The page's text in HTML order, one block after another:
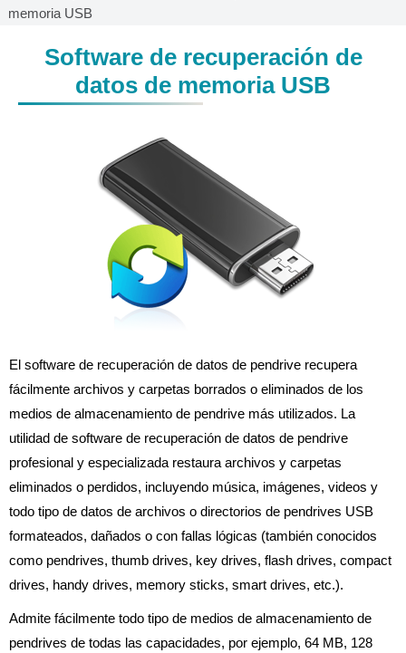
memoria USB
Software de recuperación de
datos de memoria USB
El software de recuperación de datos de pendrive recupera
fácilmente archivos y carpetas borrados o eliminados de los
medios de almacenamiento de pendrive más utilizados. La
utilidad de software de recuperación de datos de pendrive
profesional y especializada restaura archivos y carpetas
eliminados o perdidos, incluyendo música, imágenes, videos y
todo tipo de datos de archivos o directorios de pendrives USB
formateados, dañados o con fallas lógicas (también conocidos
como pendrives, thumb drives, key drives, flash drives, compact
drives, handy drives, memory sticks, smart drives, etc.).
Admite fácilmente todo tipo de medios de almacenamiento de
pendrives de todas las capacidades, por ejemplo, 64 MB, 128